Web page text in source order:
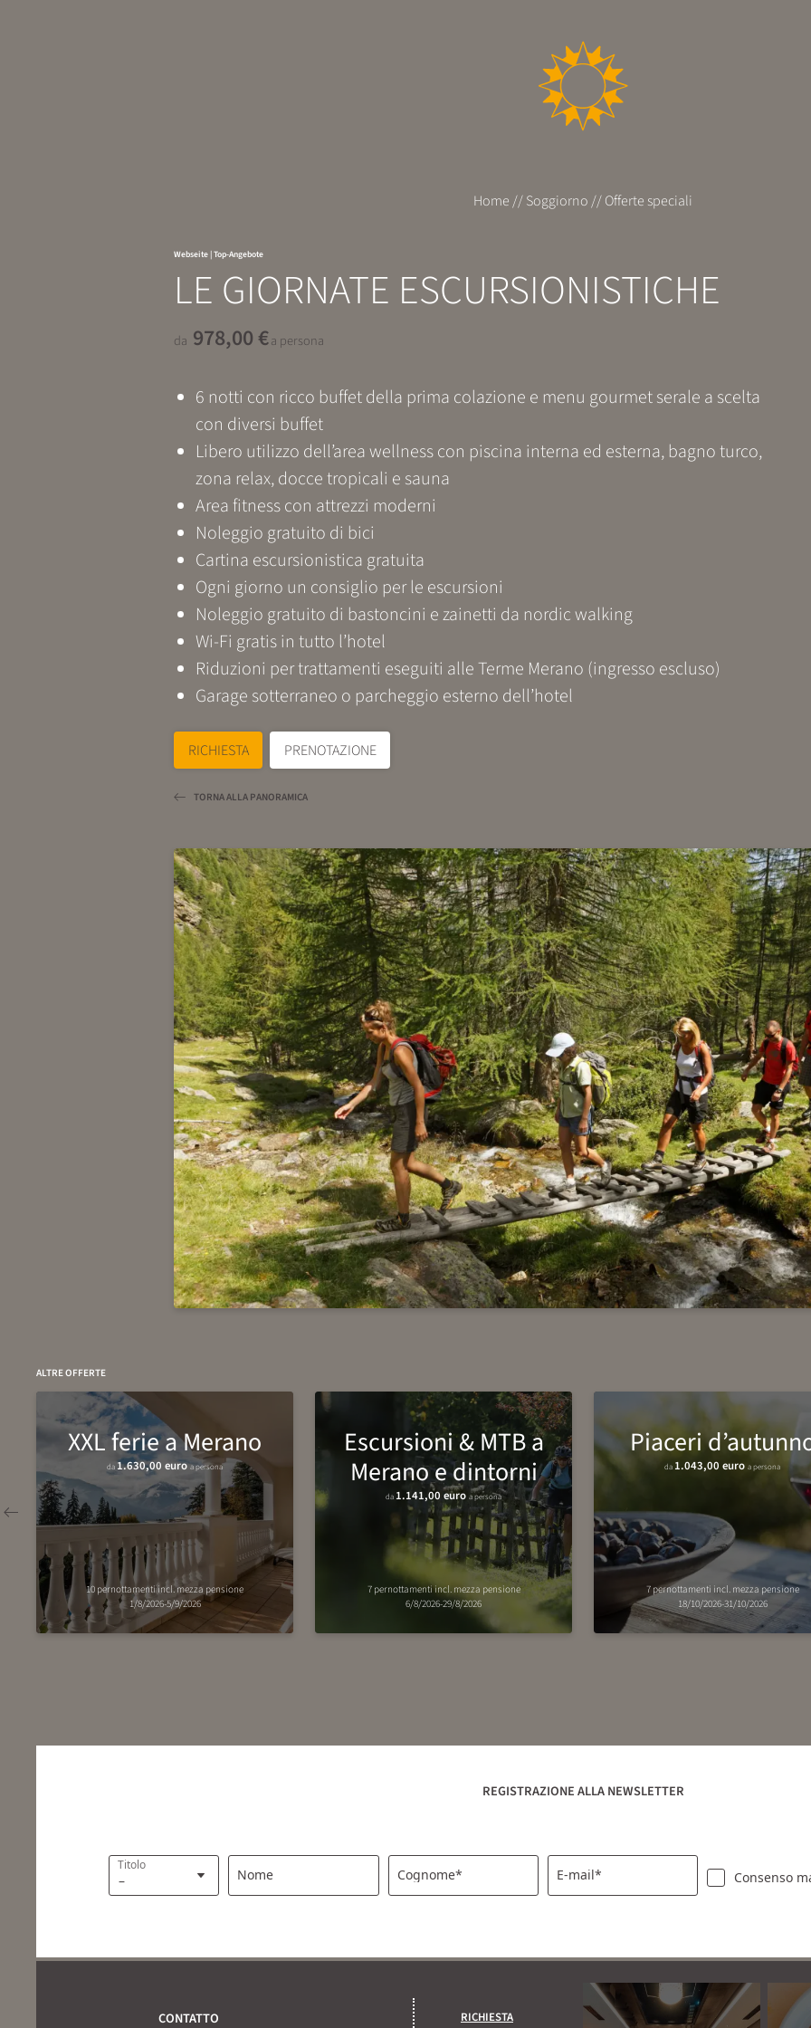
Home //Soggiorno //Offerte speciali
Webseite |Top-Angebote
LE GIORNATE ESCURSIONISTICHE
da 978,00 €a persona
6 notti con ricco buffet della prima colazione e menu gourmet serale a scelta
con diversi buffet
Libero utilizzo dell’area wellness con piscina interna ed esterna, bagno turco,
zona relax, docce tropicali e sauna
Area fitness con attrezzi moderni
Noleggio gratuito di bici
Cartina escursionistica gratuita
Ogni giorno un consiglio per le escursioni
Noleggio gratuito di bastoncini e zainetti da nordic walking
Wi-Fi gratis in tutto l’hotel
Riduzioni per trattamenti eseguiti alle Terme Merano (ingresso escluso)
Garage sotterraneo o parcheggio esterno dell’hotel
RICHIESTA PRENOTAZIONE
TORNA ALLA PANORAMICA
ALTRE OFFERTE
XXL ferie a Merano
da 1.630,00 euroa persona
10 pernottamentiincl. mezza pensione
1/8/2026-5/9/2026
Escursioni & MTB a
Merano e dintorni
da 1.141,00 euro a persona
7 pernottamentiincl. mezza pensione
6/8/2026-29/8/2026
Piaceri
da 1.043,00 euro a persona
7 pernottamenti incl. mezza pensione
18/10/2026-31/10/2026
REGISTRAZIONE ALLA NEWSLETTER
Titolo
Nome Cognome* E-mail* Consenso
CONTATTO RICHIESTA
COSA STAI CERCANDO?
Cerca